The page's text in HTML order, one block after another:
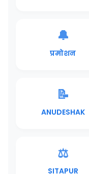
🔔
प्रमोशन
📝
ANUDESHAK
⚖️
SITAPUR